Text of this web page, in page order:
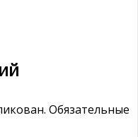
Обязательные